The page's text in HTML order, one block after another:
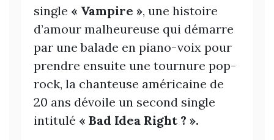
single « Vampire », une histoire
d’amour malheureuse qui démarre
par une balade en piano-voix pour
prendre ensuite une tournure pop-
rock, la chanteuse américaine de
20 ans dévoile un second single
intitulé « Bad Idea Right ? ».